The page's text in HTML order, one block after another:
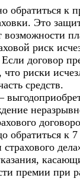
обратиться к
Это
возможности
риск
договор
что риски
средств.
обратиться к 7
страхового
премии при